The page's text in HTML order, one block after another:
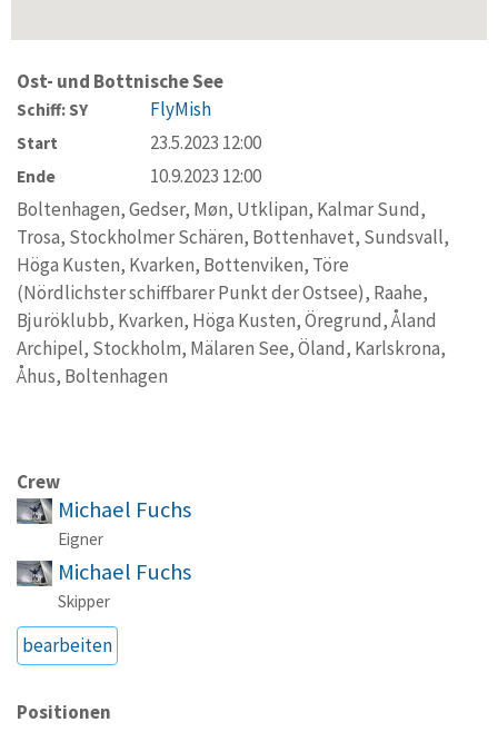
Ost- und Bottnische See
Schiff: SY FlyMish
Start 23.5.2023 12:00
Ende
10.9.2023 12:00
Boltenhagen, Gedser, Møn, Utklipan, Kalmar Sund,
Trosa, Stockholmer Schären, Bottenhavet, Sundsvall,
Höga Kusten, Kvarken, Bottenviken, Töre
(Nördlichster schiffbarer Punkt der Ostsee), Raahe,
Bjuröklubb, Kvarken, Höga Kusten, Öregrund, Åland
Archipel, Stockholm, Mälaren See, Öland, Karlskrona,
Åhus, Boltenhagen
Crew
Michael Fuchs
Eigner
Michael Fuchs
Skipper
bearbeiten
Positionen